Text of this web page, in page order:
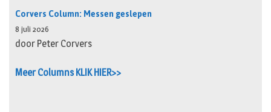
Corvers Column: Messen geslepen
8 juli 2026
door Peter Corvers
Meer Columns KLIK HIER>>